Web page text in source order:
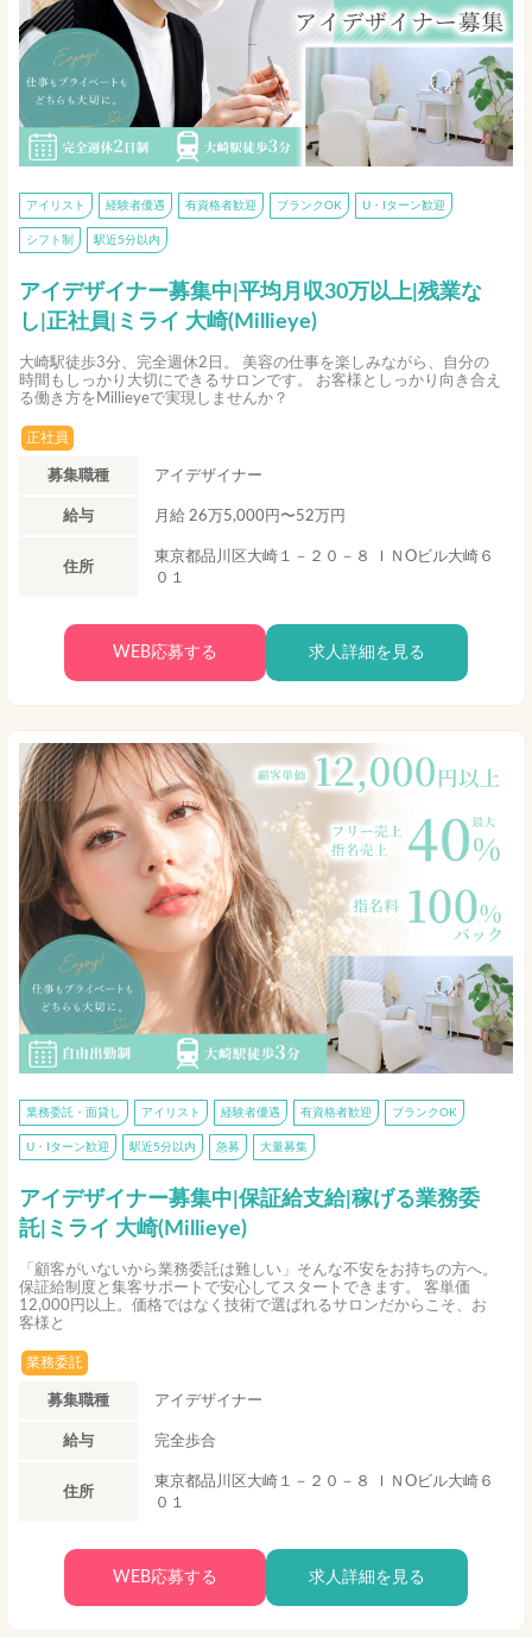
アイリスト 経験者優遇 有資格者歓迎 ブランクOK U・Iターン歓迎
シフト制 駅近5分以内
アイデザイナー募集中|平均月収30万以上|残業な
し|正社員|ミライ 大崎(Millieye)
大崎駅徒歩3分、完全週休2日。 美容の仕事を楽しみながら、自分の
時間もしっかり大切にできるサロンです。 お客様としっかり向き合え
る働き方をMillieyeで実現しませんか？
正社員
募集職種 アイデザイナー
給与 月給 26万5,000円〜52万円
住所
東京都品川区大崎１－２０－８ ＩＮOビル大崎６
０１
WEB応募する 求人詳細を見る
業務委託・面貸し アイリスト 経験者優遇 有資格者歓迎 ブランクOK
U・Iターン歓迎 駅近5分以内 急募 大量募集
アイデザイナー募集中|保証給支給|稼げる業務委
託|ミライ 大崎(Millieye)
「顧客がいないから業務委託は難しい」そんな不安をお持ちの方へ。
保証給制度と集客サポートで安心してスタートできます。 客単価
12,000円以上。価格ではなく技術で選ばれるサロンだからこそ、お
客様と
業務委託
募集職種 アイデザイナー
給与 完全歩合
住所
東京都品川区大崎１－２０－８ ＩＮOビル大崎６
０１
WEB応募する 求人詳細を見る